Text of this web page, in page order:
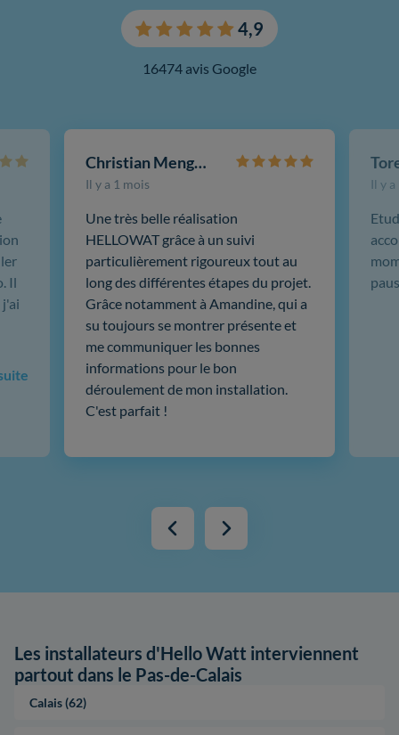
4,9
16474 avis Google
Christian Mengotti
Il y a 1 mois
Une très belle réalisation
HELLOWAT grâce à un suivi
particulièrement rigoureux tout au
long des différentes étapes du projet.
Grâce notamment à Amandine, qui a
su toujours se montrer présente et
me communiquer les bonnes
informations pour le bon
déroulement de mon installation.
C'est parfait !
Il y
Il
Les installateurs d'Hello Watt interviennent
partout dans le Pas-de-Calais
Calais (62)